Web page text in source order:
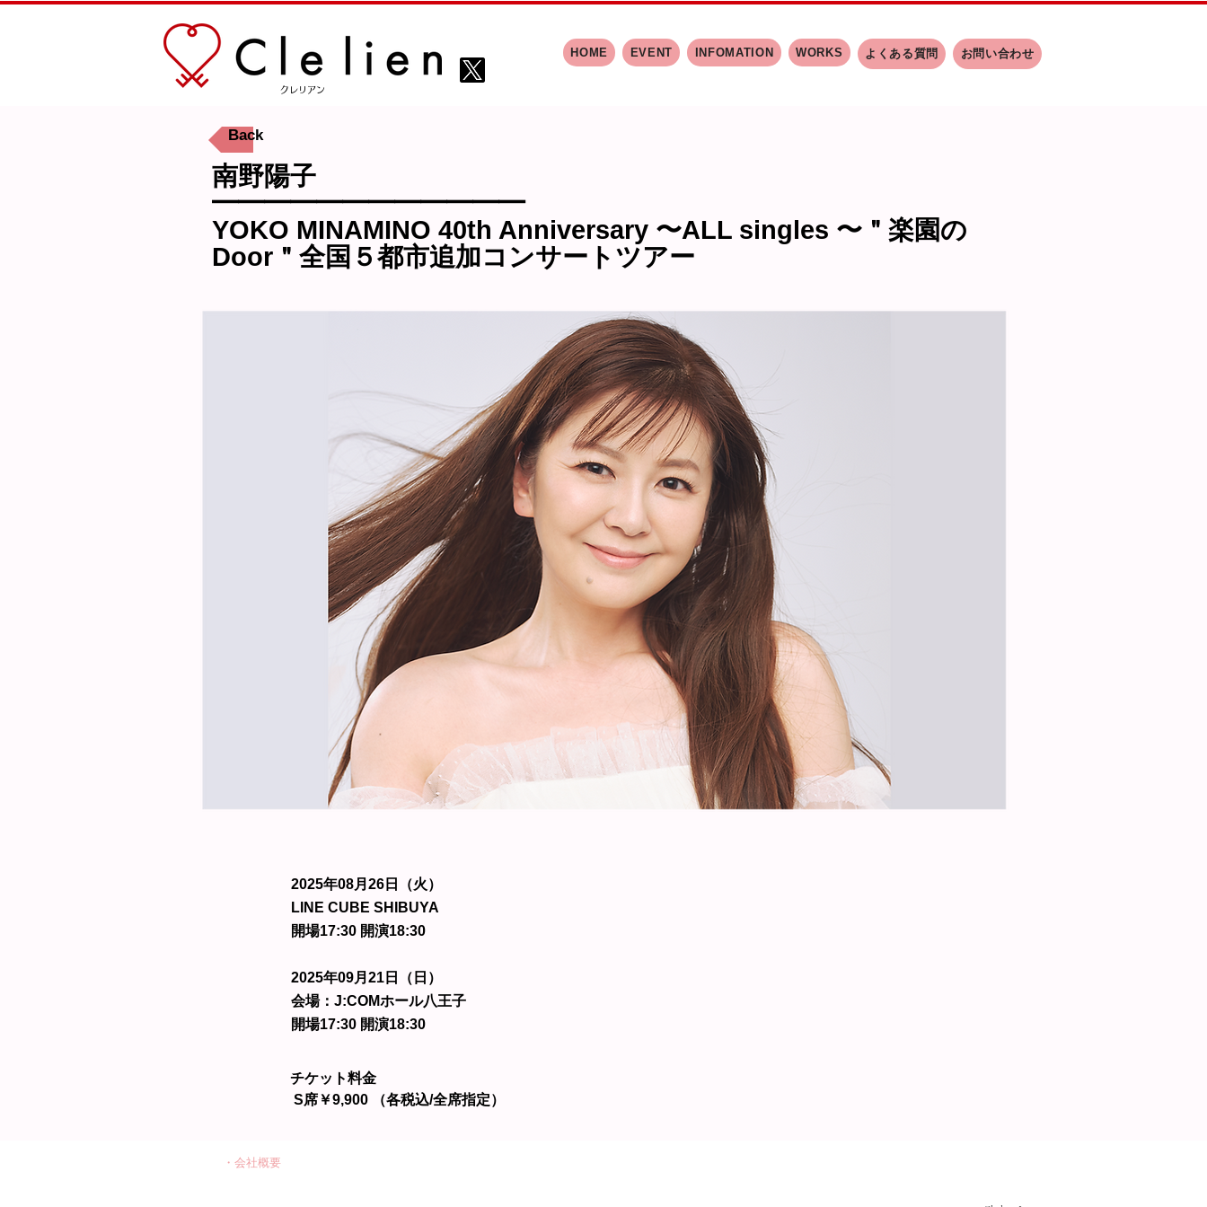
​クレリアン
HOME EVENT INFOMATION WORKS よくある質問 お問い合わせ
Back
南野陽子
━━━━━━━━━━━━
YOKO MINAMINO 40th Anniversary 〜ALL singles 〜＂楽園の
Door＂全国５都市追加コンサートツアー
2025年08月26日（火）
LINE CUBE SHIBUYA
開場17:30 開演18:30
2025年09月21日（日）
会場：J:COMホール八王子
開場17:30 開演18:30
チケット料⾦
S席￥9,900 （各税込/全席指定）
・会社概要